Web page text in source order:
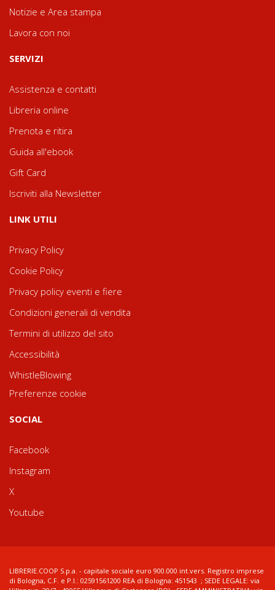
Notizie e Area stampa
Lavora con noi
SERVIZI
Assistenza e contatti
Libreria online
Prenota e ritira
Guida all'ebook
Gift Card
Iscriviti alla Newsletter
LINK UTILI
Privacy Policy
Cookie Policy
Privacy policy eventi e fiere
Condizioni generali di vendita
Termini di utilizzo del sito
Accessibilità
WhistleBlowing
Preferenze cookie
SOCIAL
Facebook
Instagram
X
Youtube
LIBRERIE.COOP S.p.a. - capitale sociale euro 900.000 int.vers. Registro imprese
di Bologna, C.F. e P.I.: 02591561200 REA di Bologna: 451543 ; SEDE LEGALE: via